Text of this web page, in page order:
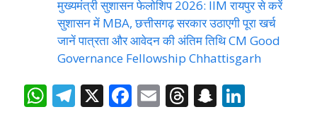
मुख्यमंत्री सुशासन फेलोशिप 2026: IIM रायपुर से करें
सुशासन में MBA, छत्तीसगढ़ सरकार उठाएगी पूरा खर्च
जानें पात्रता और आवेदन की अंतिम तिथि CM Good
Governance Fellowship Chhattisgarh
W T X F E T S